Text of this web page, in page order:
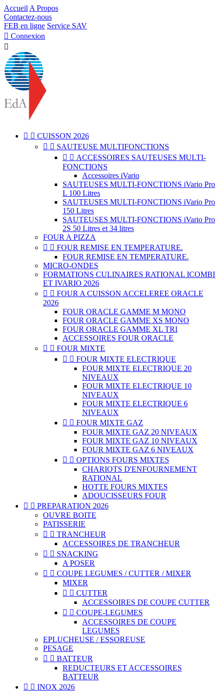
Accueil A Propos
Contactez-nous
FEB en ligne Service SAV
 Connexion

  CUISSON 2026
  SAUTEUSE MULTIFONCTIONS
  ACCESSOIRES SAUTEUSES MULTI-
FONCTIONS
Accessoires iVario
SAUTEUSES MULTI-FONCTIONS iVario Pro
L 100 Litres
SAUTEUSES MULTI-FONCTIONS iVario Pro
150 Litres
SAUTEUSES MULTI-FONCTIONS iVario Pro
2S 50 Litres et 34 litres
FOUR A PIZZA
  FOUR REMISE EN TEMPERATURE.
FOUR REMISE EN TEMPERATURE.
MICRO-ONDES
FORMATIONS CULINAIRES RATIONAL ICOMBI
ET IVARIO 2026
  FOUR A CUISSON ACCELEREE ORACLE
2026
FOUR ORACLE GAMME M MONO
FOUR ORACLE GAMME XS MONO
FOUR ORACLE GAMME XL TRI
ACCESSOIRES FOUR ORACLE
  FOUR MIXTE
  FOUR MIXTE ELECTRIQUE
FOUR MIXTE ELECTRIQUE 20
NIVEAUX
FOUR MIXTE ELECTRIQUE 10
NIVEAUX
FOUR MIXTE ELECTRIQUE 6
NIVEAUX
  FOUR MIXTE GAZ
FOUR MIXTE GAZ 20 NIVEAUX
FOUR MIXTE GAZ 10 NIVEAUX
FOUR MIXTE GAZ 6 NIVEAUX
  OPTIONS FOURS MIXTES
CHARIOTS D'ENFOURNEMENT
RATIONAL
HOTTE FOURS MIXTES
ADOUCISSEURS FOUR
  PREPARATION 2026
OUVRE BOITE
PATISSERIE
  TRANCHEUR
ACCESSOIRES DE TRANCHEUR
  SNACKING
A POSER
  COUPE LEGUMES / CUTTER / MIXER
MIXER
  CUTTER
ACCESSOIRES DE COUPE CUTTER
  COUPE-LEGUMES
ACCESSOIRES DE COUPE
LEGUMES
EPLUCHEUSE / ESSOREUSE
PESAGE
  BATTEUR
REDUCTEURS ET ACCESSOIRES
BATTEUR
  INOX 2026